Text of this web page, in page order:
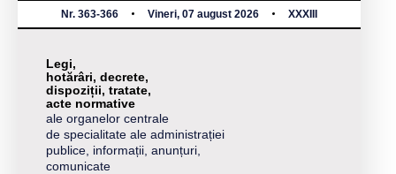
Nr. 363-366 Vineri, 07 august 2026 XXXIII
Legi,
hotărâri, decrete,
dispoziții, tratate,
acte normative
ale organelor centrale
de specialitate ale administrației
publice, informații, anunțuri,
comunicate